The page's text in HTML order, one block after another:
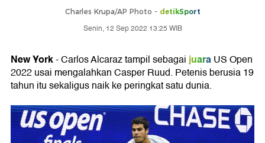
Charles Krupa/AP Photo - detikSport
Senin, 12 Sep 2022 13:25 WIB
New York- Carlos Alcaraz tampil sebagaijuaraUS Open
2022 usai mengalahkan Casper Ruud. Petenis berusia 19
tahun itu sekaligus naik ke peringkat satu dunia.